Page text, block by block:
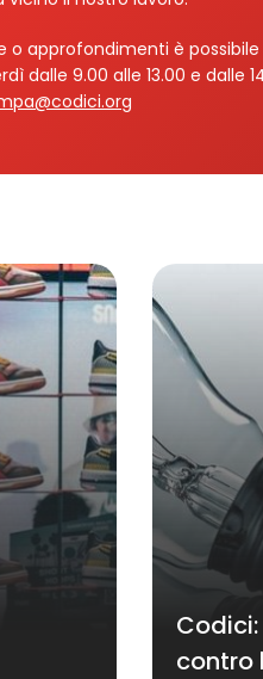
o approfondimenti è
dalle 9.00 alle 13.00 e dalle
contro